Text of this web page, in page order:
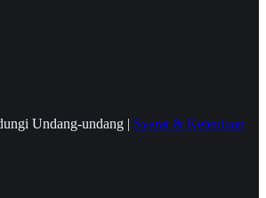
Undang-undang | Syarat & Ketentuan